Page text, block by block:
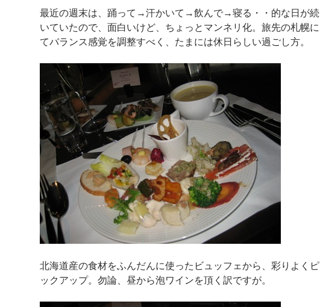
最近の週末は、踊って→汗かいて→飲んで→寝る・・的な日が続
いていたので、面白いけど、ちょっとマンネリ化。旅先の札幌に
てバランス感覚を調整すべく、たまには休日らしい過ごし方。
北海道産の食材をふんだんに使ったビュッフェから、彩りよくピ
ックアップ。勿論、昼から泡ワインを頂く訳ですが。